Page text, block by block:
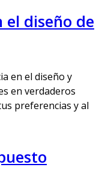
el diseño de
en el diseño y
en verdaderos
preferencias y al